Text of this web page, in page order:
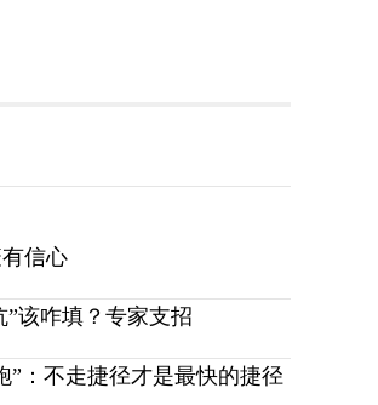
信心
”该咋填？专家支招
”：不走捷径才是最快的捷径